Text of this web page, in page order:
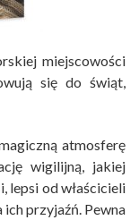
miejscowości
się do świąt,
atmosferę
wigilijną, jakiej
lepsi od właścicieli
przyjaźń. Pewna